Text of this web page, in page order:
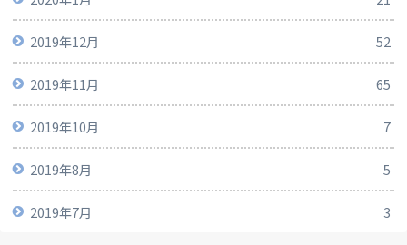
2019年12月 52
2019年11月 65
2019年10月 7
2019年8月 5
2019年7月 3